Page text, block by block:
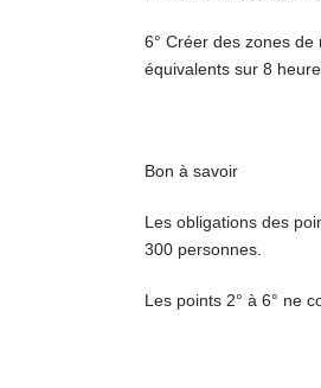
6° Créer des zones
équivalents sur 8
Bon à savoir
Les obligations des
300 personnes.
Les points 2° à 6° ne